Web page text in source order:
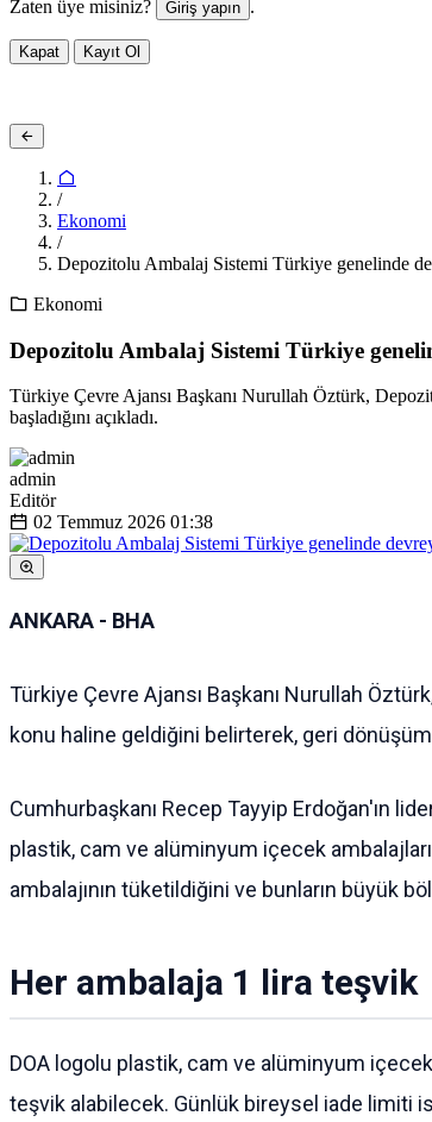
Zaten üye misiniz? Giriş yapın .
Kapat Kayıt Ol
/
Ekonomi
/
Depozitolu Ambalaj Sistemi Türkiye genelinde
Ekonomi
Depozitolu Ambalaj Sistemi Türkiye
Türkiye Çevre Ajansı Başkanı Nurullah Öztürk,
başladığını açıkladı.
admin
Editör
02 Temmuz 2026 01:38
ANKARA - BHA
Türkiye Çevre Ajansı Başkanı Nurullah
konu haline geldiğini belirterek, geri
Cumhurbaşkanı Recep Tayyip Erdoğan'ın
plastik, cam ve alüminyum içecek
ambalajının tüketildiğini ve bunların büyük
Her ambalaja 1 lira teşvik
DOA logolu plastik, cam ve alüminyum
teşvik alabilecek. Günlük bireysel iade limiti